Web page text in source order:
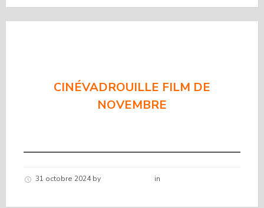
CINÉVADROUILLE FILM DE
NOVEMBRE
31 octobre 2024by in